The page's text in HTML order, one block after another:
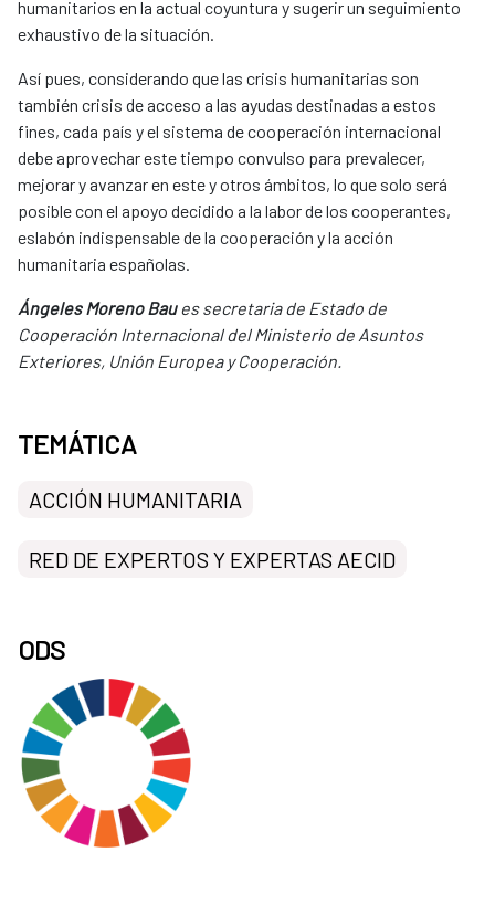
humanitarios en la actual coyuntura y sugerir un seguimiento
exhaustivo de la situación.
Así pues, considerando que las crisis humanitarias son
también crisis de acceso a las ayudas destinadas a estos
fines, cada país y el sistema de cooperación internacional
debe aprovechar este tiempo convulso para prevalecer,
mejorar y avanzar en este y otros ámbitos, lo que solo será
posible con el apoyo decidido a la labor de los cooperantes,
eslabón indispensable de la cooperación y la acción
humanitaria españolas.
Ángeles Moreno Baues secretaria de Estado de
Cooperación Internacional del Ministerio de Asuntos
Exteriores, Unión Europea y Cooperación.
TEMÁTICA
ACCIÓN HUMANITARIA
RED DE EXPERTOS Y EXPERTAS AECID
ODS